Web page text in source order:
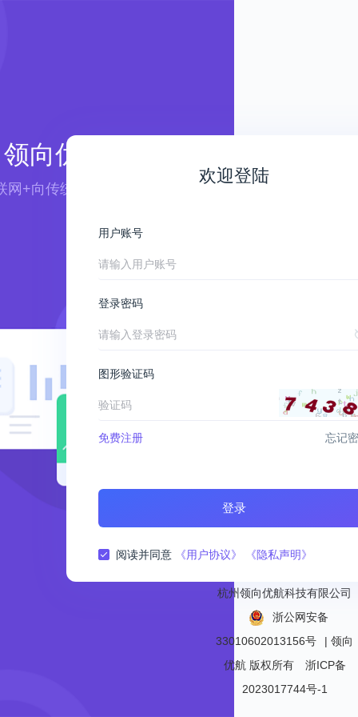
领向优航
+向传统行业赋能 ——
欢迎登陆
用户账号
登录密码
图形验证码
免费注册 忘记
登录
阅读并同意 《用户协议》 《隐私声明》
杭州领向优航科技有限公司
浙公网安备
33010602013156号
| 领向
优航 版权所有
浙ICP备
2023017744号-1